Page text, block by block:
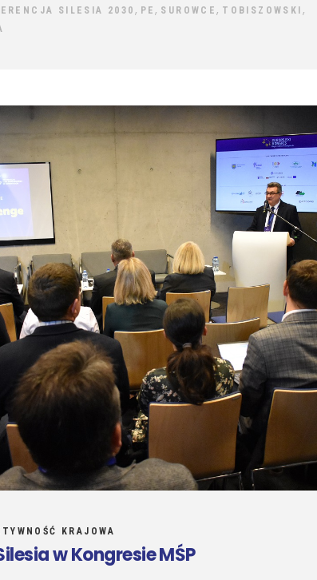
SILESIA 2030 , PE , SUROWCE , TOBISZOWSKI ,
KRAJOWA
w Kongresie MŚP